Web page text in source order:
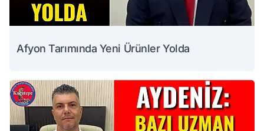
Afyon Tarımında Yeni Ürünler Yolda